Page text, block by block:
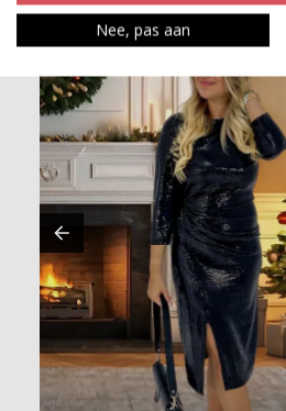
Nee, pas aan